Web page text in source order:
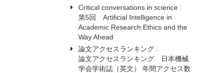
Critical conversations in science :
第5回 Artificial Intelligence in
Academic Research:Ethics and the
Way Ahead
論文アクセスランキング :
論文アクセスランキング 日本機械
学会学術誌（英文） 年間アクセス数